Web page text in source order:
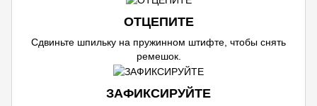
ОТЦЕПИТЕ
Сдвиньте шпильку на пружинном штифте, чтобы снять
ремешок.
ЗАФИКСИРУЙТЕ